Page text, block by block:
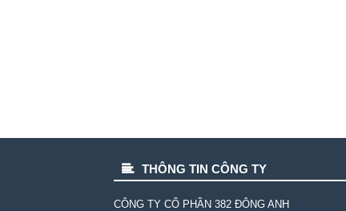
THÔNG TIN CÔNG TY
CÔNG TY CỔ PHẦN 382 ÐÔNG ANH